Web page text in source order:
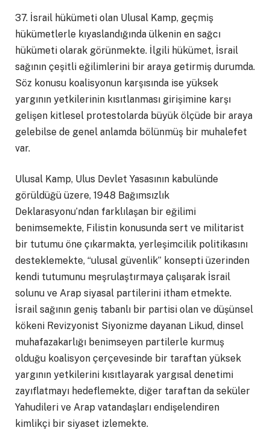
37. İsrail hükümeti olan Ulusal Kamp, geçmiş
hükümetlerle kıyaslandığında ülkenin en sağcı
hükümeti olarak görünmekte. İlgili hükümet, İsrail
sağının çeşitli eğilimlerini bir araya getirmiş durumda.
Söz konusu koalisyonun karşısında ise yüksek
yargının yetkilerinin kısıtlanması girişimine karşı
gelişen kitlesel protestolarda büyük ölçüde bir araya
gelebilse de genel anlamda bölünmüş bir muhalefet
var.
Ulusal Kamp, Ulus Devlet Yasasının kabulünde
görüldüğü üzere, 1948 Bağımsızlık
Deklarasyonu’ndan farklılaşan bir eğilimi
benimsemekte, Filistin konusunda sert ve militarist
bir tutumu öne çıkarmakta, yerleşimcilik politikasını
desteklemekte, “ulusal güvenlik” konsepti üzerinden
kendi tutumunu meşrulaştırmaya çalışarak İsrail
solunu ve Arap siyasal partilerini itham etmekte.
İsrail sağının geniş tabanlı bir partisi olan ve düşünsel
kökeni Revizyonist Siyonizme dayanan Likud, dinsel
muhafazakarlığı benimseyen partilerle kurmuş
olduğu koalisyon çerçevesinde bir taraftan yüksek
yargının yetkilerini kısıtlayarak yargısal denetimi
zayıflatmayı hedeflemekte, diğer taraftan da seküler
Yahudileri ve Arap vatandaşları endişelendiren
kimlikçi bir siyaset izlemekte.